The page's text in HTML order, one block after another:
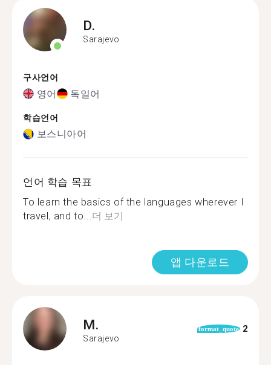
D.
Sarajevo
구사언어
영어 독일어
학습언어
보스니아어
언어 학습 목표
To learn the basics of the languages wherever I
travel, and to...더 보기
앱 다운로드
M.
Sarajevo
format_quote 2